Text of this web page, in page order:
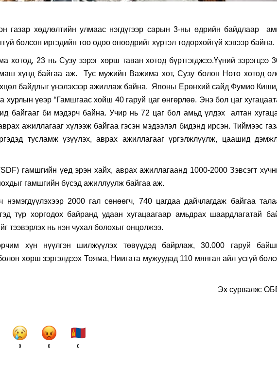
газар хөдлөлтийн улмаас нэгдүгээр сарын 3-ны өдрийн байдлаар
болсон иргэдийн тоо одоо өнөөдрийг хүртэл тодорхойгүй хэвээр байна.
хотод, 23 нь Сузу зэрэг хөрш таван хотод бүртгэгджээ.Үүний зэрэгцээ
маш хүнд байгаа аж. Тус мужийн Важима хот, Сузу болон Ното хотод
байдлыг үнэлэхээр ажиллаж байна. Японы Ерөнхий сайд Фумио
хурлын үеэр “Гамшгаас хойш 40 гаруй цаг өнгөрлөө. Энэ бол цаг
байгааг би мэдэрч байна. Учир нь 72 цаг бол амьд үлдэх алтан
ажиллагааг хүлээж байгаа гэсэн мэдээлэл бидэнд ирсэн. Тиймээс
тусламж үзүүлэх, аврах ажиллагааг үргэлжлүүлж, цаашид
гамшгийн үед эрэн хайх, аврах ажиллагаанд 1000-2000 Зэвсэгт
гамшгийн бүсэд ажиллуулж байгаа аж.
2000 гал сөнөөгч, 740 цагдаа дайчлагдаж байгаа
түр хоргодох байранд удаан хугацаагаар амьдрах шаардлагатай
тээвэрлэх нь нэн чухал болохыг онцолжээ.
хүн нүүлгэн шилжүүлэх төвүүдэд байрлаж, 30.000 гаруй
хөрш зэргэлдээх Тояма, Ниигата мужуудад 110 мянган айл усгүй
Эх сурвалж:
0 0 0